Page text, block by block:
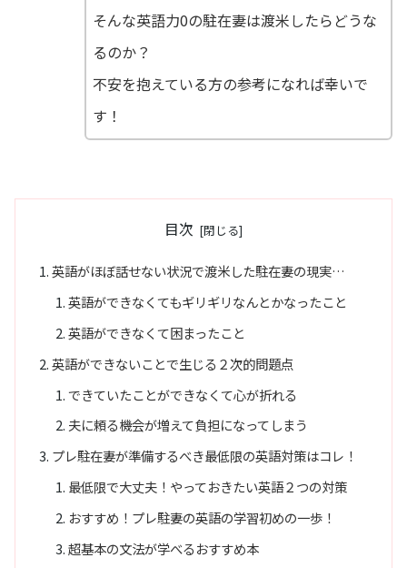
そんな英語力0の駐在妻は渡米したらどうな
るのか？
不安を抱えている方の参考になれば幸いで
す！
目次
英語がほぼ話せない状況で渡米した駐在妻の現実…
英語ができなくてもギリギリなんとかなったこと
英語ができなくて困まったこと
英語ができないことで生じる２次的問題点
できていたことができなくて心が折れる
夫に頼る機会が増えて負担になってしまう
プレ駐在妻が準備するべき最低限の英語対策はコレ！
最低限で大丈夫！やっておきたい英語２つの対策
おすすめ！プレ駐妻の英語の学習初めの一歩！
超基本の文法が学べるおすすめ本